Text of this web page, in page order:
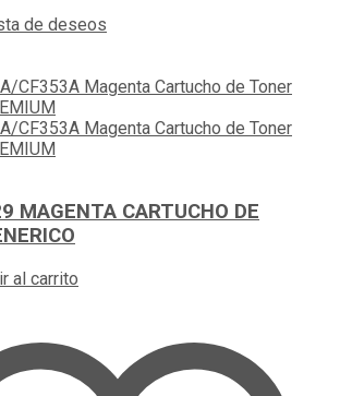
de deseos
MAGENTA CARTUCHO DE
al carrito